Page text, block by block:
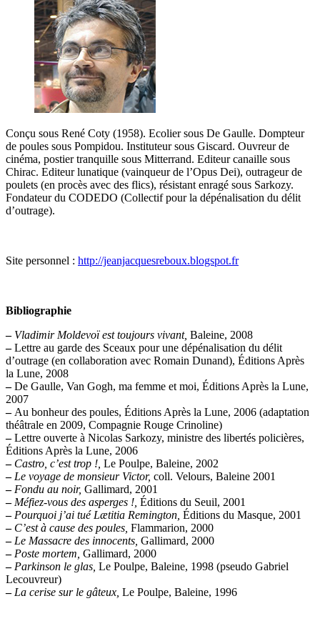
Conçu sous René Coty (1958). Ecolier sous De Gaulle. Dompteur
de poules sous Pompidou. Instituteur sous Giscard. Ouvreur de
cinéma, postier tranquille sous Mitterrand. Editeur canaille sous
Chirac. Editeur lunatique (vainqueur de l’Opus Dei), outrageur de
poulets (en procès avec des flics), résistant enragé sous Sarkozy.
Fondateur du CODEDO (Collectif pour la dépénalisation du délit
d’outrage).
Site personnel : http://jeanjacquesreboux.blogspot.fr
Bibliographie
– Vladimir Moldevoï est toujours vivant, Baleine, 2008
–Lettre au garde des Sceaux pour une dépénalisation du délit
d’outrage (en collaboration avec Romain Dunand), Éditions Après
la Lune, 2008
–De Gaulle, Van Gogh, ma femme et moi, Éditions Après la Lune,
2007
–Au bonheur des poules, Éditions Après la Lune, 2006 (adaptation
théâtrale en 2009, Compagnie Rouge Crinoline)
–Lettre ouverte à Nicolas Sarkozy, ministre des libertés policières,
Éditions Après la Lune, 2006
– Castro, c’est trop !, Le Poulpe, Baleine, 2002
– Le voyage de monsieur Victor, coll. Velours, Baleine 2001
– Fondu au noir, Gallimard, 2001
– Méfiez-vous des asperges !, Éditions du Seuil, 2001
– Pourquoi j’ai tué Lætitia Remington, Éditions du Masque, 2001
– C’est à cause des poules, Flammarion, 2000
– Le Massacre des innocents, Gallimard, 2000
– Poste mortem, Gallimard, 2000
– Parkinson le glas, Le Poulpe, Baleine, 1998 (pseudo Gabriel
Lecouvreur)
– La cerise sur le gâteux, Le Poulpe, Baleine, 1996